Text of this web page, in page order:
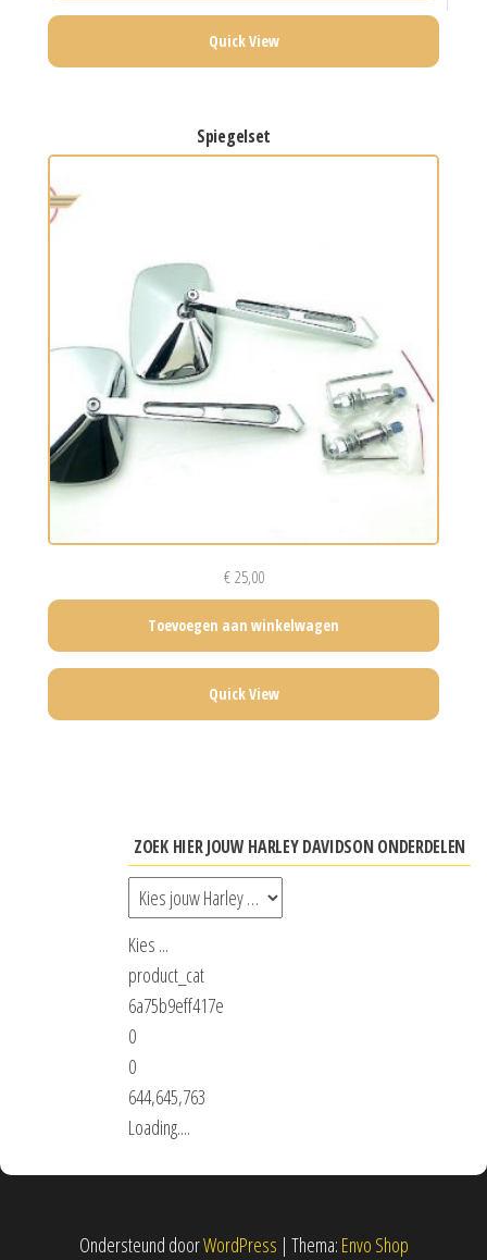
Quick View
spiegelset
€25,00
Toevoegen aan winkelwagen
Quick View
ZOEK HIER JOUW HARLEY DAVIDSON ONDERDELEN
Kies ...
product_cat
6a75b9eff417e
0
0
644,645,763
Loading....
Ondersteund doorWordPress | Thema: Envo Shop